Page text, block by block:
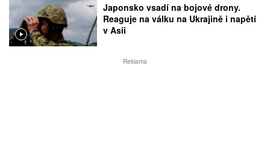
Japonsko vsadí na bojové drony.
Reaguje na válku na Ukrajině i napětí
v Asii
Reklama